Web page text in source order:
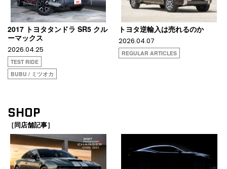
2017 トヨタタンドラ SR5 クル
ーマックス
2026.04.25
TEST RIDE
BUBU / ミツオカ
トヨタ逆輸入は売れるのか
2026.04.07
REGULAR ARTICLES
SHOP
［同店舗記事］